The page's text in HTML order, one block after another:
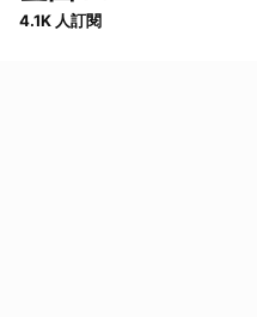
4.1K 人訂閱